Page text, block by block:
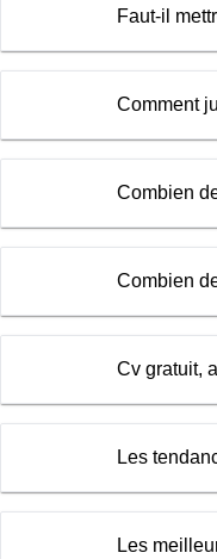
Faut-il
Comment
Combien
Combien
Cv gratuit,
Les
Les